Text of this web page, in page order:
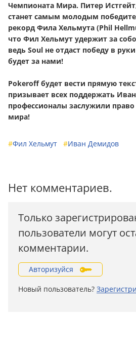
Чемпионата Мира. Питер
станет самым молодым
рекорд Фила Хельмута (Phil
что Фил Хельмут удержит за
ведь Soul не отдаст победу в
будет за нами!
Pokeroff будет вести прямую
призывает всех поддержать
профессионалы заслужили
мира!
#Фил Хельмут #Иван Демидов
Нет комментариев.
Только
пользователи могут
комментарии.
Авторизуйся
Новый пользователь?